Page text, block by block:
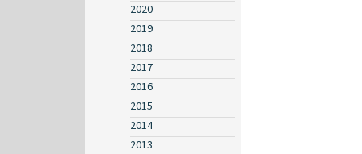
2020
2019
2018
2017
2016
2015
2014
2013